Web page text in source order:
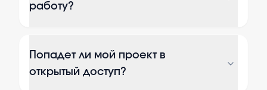
работу?
Попадет ли мой проект в
открытый доступ?